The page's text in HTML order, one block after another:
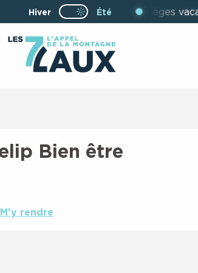
Page D’accueil Actuelle Été :
Hiver Page D’accueil
Été
Ouverture des télésièges
Bien être
M'y rendre